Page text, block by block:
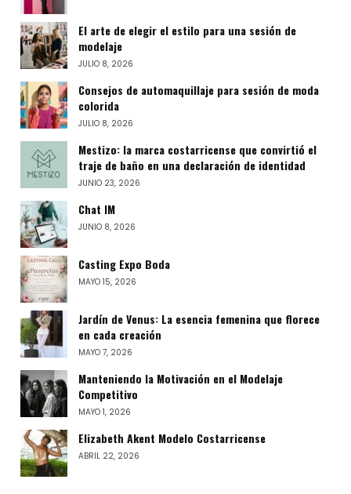
El arte de elegir el estilo para una sesión de
modelaje
JULIO 8, 2026
Consejos de automaquillaje para sesión de moda
colorida
JULIO 8, 2026
Mestizo: la marca costarricense que convirtió el
traje de baño en una declaración de identidad
JUNIO 23, 2026
Chat IM
JUNIO 8, 2026
Casting Expo Boda
MAYO 15, 2026
Jardín de Venus: La esencia femenina que florece
en cada creación
MAYO 7, 2026
Manteniendo la Motivación en el Modelaje
Competitivo
MAYO 1, 2026
Elizabeth Akent Modelo Costarricense
ABRIL 22, 2026